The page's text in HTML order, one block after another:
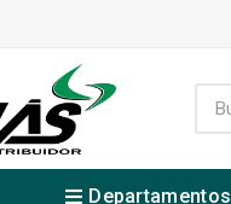
Departamentos